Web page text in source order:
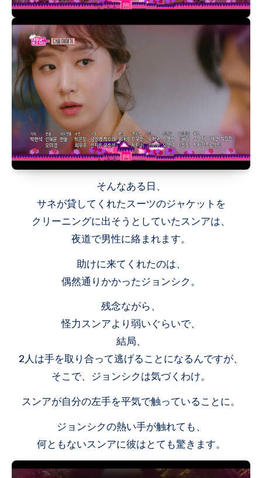
そんなある日、
サネが貸してくれたスーツのジャケットを
クリーニングに出そうとしていたスンアは、
夜道で男性に絡まれます。
助けに来てくれたのは、
偶然通りかかったジョンシク。
残念ながら、
怪力スンアより弱いぐらいで、
結局、
2人は手を取り合って逃げることになるんですが、
そこで、ジョンシクは気づくわけ。
スンアが自分の左手を平気で触っていることに。
ジョンシクの熱い手が触れても、
何ともないスンアに彼はとても驚きます。